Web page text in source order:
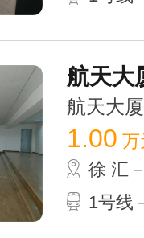
航天大
航天大
1.00 万
徐 汇
1号线